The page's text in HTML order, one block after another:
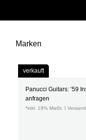
Marken
verkauft
Panucci Guitars: ’59
anfragen
*inkl. 19% MwSt. I